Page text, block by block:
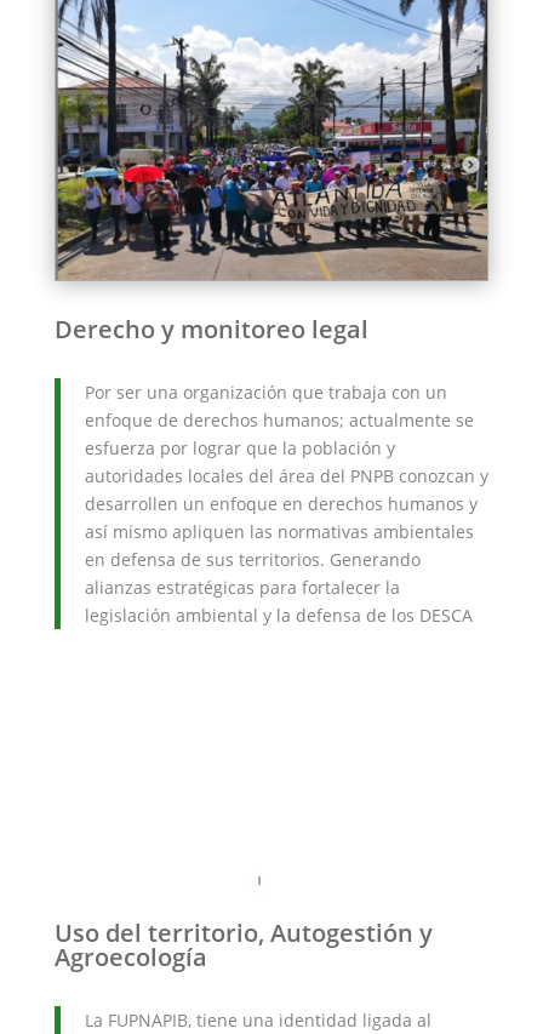
Derecho y monitoreo legal
Por ser una organización que trabaja con un
enfoque de derechos humanos; actualmente se
esfuerza por lograr que la población y
autoridades locales del área del PNPB conozcan y
desarrollen un enfoque en derechos humanos y
así mismo apliquen las normativas ambientales
en defensa de sus territorios. Generando
alianzas estratégicas para fortalecer la
legislación ambiental y la defensa de los DESCA
Uso del territorio, Autogestión y
Agroecología
La FUPNAPIB, tiene una identidad ligada al